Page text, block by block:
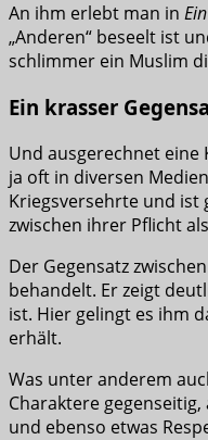
An ihm erlebt man in
„Anderen“ beseelt ist
schlimmer ein Muslim
Ein krasser
Und ausgerechnet eine
ja oft in diversen
Kriegsversehrte und ist
zwischen ihrer Pflicht
Der Gegensatz
behandelt. Er zeigt
ist. Hier gelingt es ihm
erhält.
Was unter anderem
Charaktere
und ebenso etwas